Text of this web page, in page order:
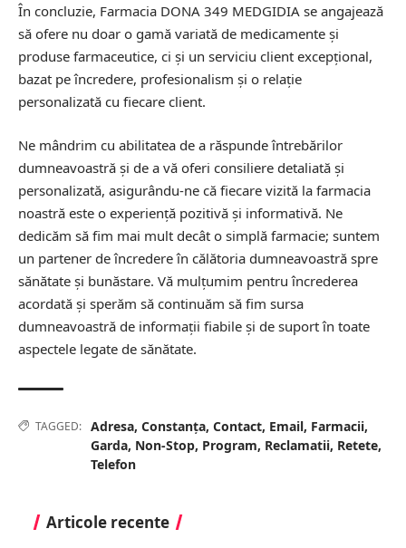
În concluzie, Farmacia DONA 349 MEDGIDIA se angajează
să ofere nu doar o gamă variată de medicamente și
produse farmaceutice, ci și un serviciu client excepțional,
bazat pe încredere, profesionalism și o relație
personalizată cu fiecare client.
Ne mândrim cu abilitatea de a răspunde întrebărilor
dumneavoastră și de a vă oferi consiliere detaliată și
personalizată, asigurându-ne că fiecare vizită la farmacia
noastră este o experiență pozitivă și informativă. Ne
dedicăm să fim mai mult decât o simplă farmacie; suntem
un partener de încredere în călătoria dumneavoastră spre
sănătate și bunăstare. Vă mulțumim pentru încrederea
acordată și sperăm să continuăm să fim sursa
dumneavoastră de informații fiabile și de suport în toate
aspectele legate de sănătate.
TAGGED: Adresa, Constanța, Contact, Email, Farmacii,
Garda, Non-Stop, Program, Reclamatii, Retete,
Telefon
Articole recente